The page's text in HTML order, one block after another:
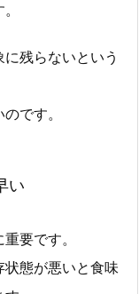
残らないという
です。
い
要です。
態が悪いと食味